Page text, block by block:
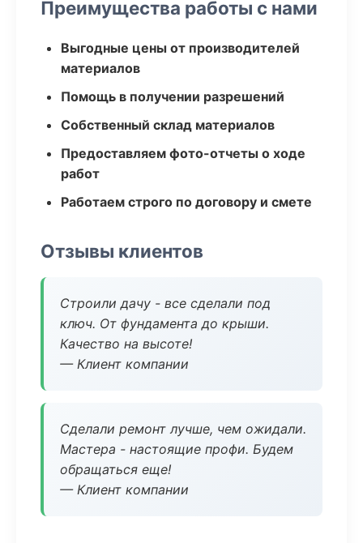
Преимущества работы с нами
Выгодные цены от производителей
материалов
Помощь в получении разрешений
Собственный склад материалов
Предоставляем фото-отчеты о ходе
работ
Работаем строго по договору и смете
Отзывы клиентов
Строили дачу - все сделали под
ключ. От фундамента до крыши.
Качество на высоте!
— Клиент компании
Сделали ремонт лучше, чем ожидали.
Мастера - настоящие профи. Будем
обращаться еще!
— Клиент компании